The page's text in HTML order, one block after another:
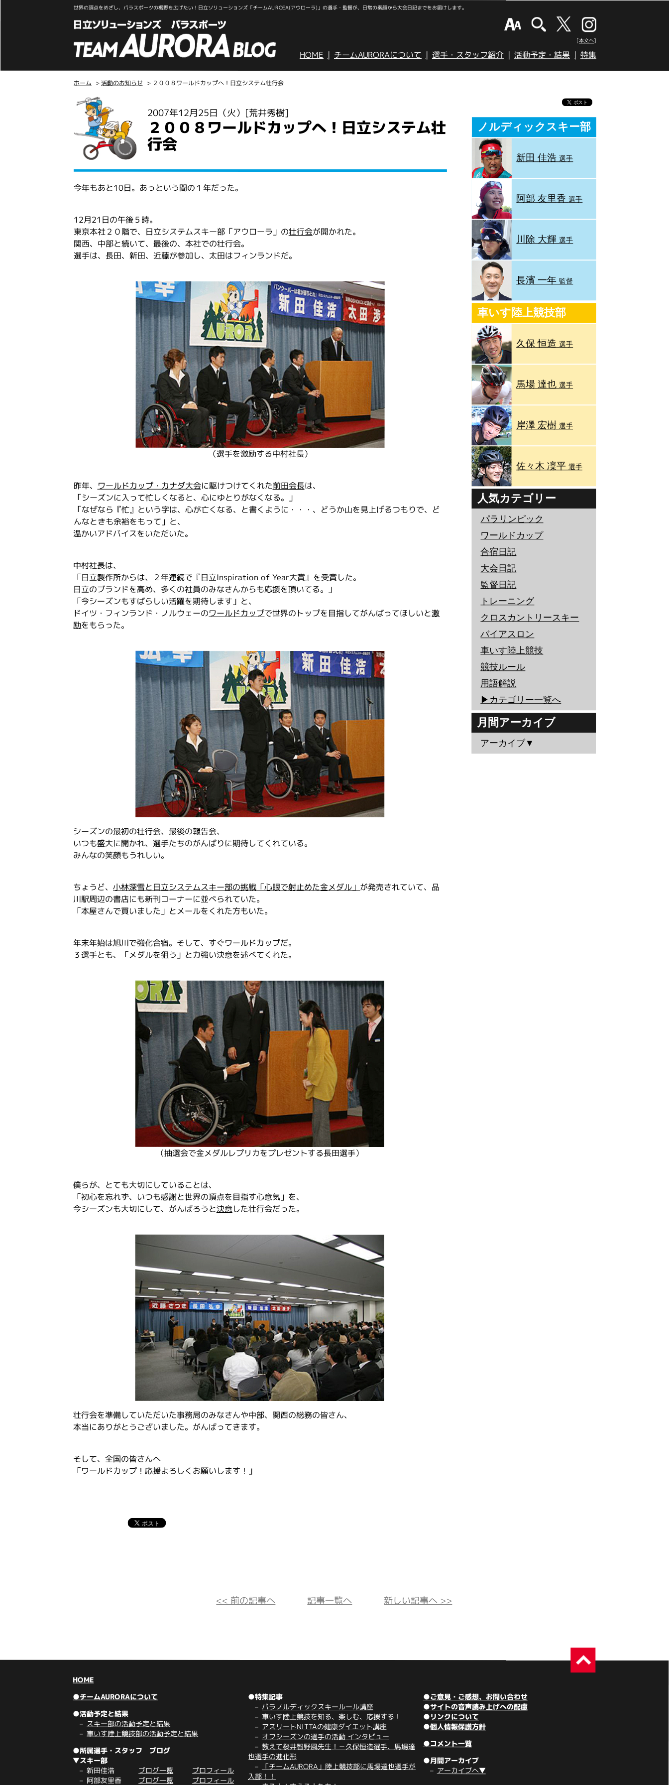
世界の頂点をめざし、パラスポーツの裾野を広げたい！日立ソリューションズ「チームAUROEA(アウローラ)」の選手・監督が、日常の素顔から大会日記までをお届けします。
[本文へ]
HOME チームAURORAについて 選手・スタッフ紹介 活動予定・結果 特集
ホーム >活動のお知らせ > ２００８ワールドカップへ！日立システム壮行会
2007年12月25日（火） [荒井秀樹]
２００８ワールドカップへ！日立システム壮
行会
今年もあと10日。あっという間の１年だった。
12月21日の午後５時。
東京本社２０階で、日立システムスキー部「アウローラ」の壮行会が開かれた。
関西、中部と続いて、最後の、本社での壮行会。
選手は、長田、新田、近藤が参加し、太田はフィンランドだ。
（選手を激励する中村社長）
昨年、 ワールドカップ・カナダ大会に駆けつけてくれた前田会長は、
「シーズンに入って忙しくなると、心にゆとりがなくなる。」
「なぜなら『忙』という字は、心が亡くなる、と書くように・・・、どうか山を見上げるつもりで、ど
んなときも余裕をもって」と、
温かいアドバイスをいただいた。
中村社長は、
「日立製作所からは、２年連続で『日立Inspiration of Year大賞』を受賞した。
日立のブランドを高め、多くの社員のみなさんからも応援を頂いてる。」
「今シーズンもすばらしい活躍を期待します」と、
ドイツ・フィンランド・ノルウェーのワールドカップで世界のトップを目指してがんばってほしいと激
励をもらった。
シーズンの最初の壮行会、最後の報告会、
いつも盛大に開かれ、選手たちのがんばりに期待してくれている。
みんなの笑顔もうれしい。
ちょうど、小林深雪と日立システムスキー部の挑戦「心眼で射止めた金メダル」 が発売されていて、品
川駅周辺の書店にも新刊コーナーに並べられていた。
「本屋さんで買いました」とメールをくれた方もいた。
年末年始は旭川で強化合宿。そして、すぐワールドカップだ。
３選手とも、「メダルを狙う」と力強い決意を述べてくれた。
（抽選会で金メダルレプリカをプレゼントする長田選手）
僕らが、とても大切にしていることは、
「初心を忘れず、いつも感謝と世界の頂点を目指す心意気」を、
今シーズンも大切にして、がんばろうと決意した壮行会だった。
壮行会を準備していただいた事務局のみなさんや中部、関西の総務の皆さん、
本当にありがとうございました。がんばってきます。
そして、全国の皆さんへ
「ワールドカップ！応援よろしくお願いします！」
ノルディックスキー部
新田 佳浩選手
阿部 友里香選手
川除 大輝選手
長濱 一年 監督
車いす陸上競技部
久保 恒造選手
馬場 達也選手
岸澤 宏樹選手
佐々木 凜平選手
人気カテゴリー
パラリンピック
ワールドカップ
合宿日記
大会日記
監督日記
トレーニング
クロスカントリースキー
バイアスロン
車いす陸上競技
競技ルール
用語解説
▶︎カテゴリー一覧へ
月間アーカイブ
アーカイブ▼
<< 前の記事へ 記事一覧へ 新しい記事へ >>
HOME
●チームAURORAについて
●活動予定と結果
スキー部の活動予定と結果
車いす陸上競技部の活動予定と結果
●所属選手・スタッフ ブログ
▼スキー部
新田佳浩 ブログ一覧 プロフィール
阿部友里香 ブログ一覧 プロフィール
●特集記事
パラノルディックスキールール講座
車いす陸上競技を知る、楽しむ、応援する！
アスリートNITTAの健康ダイエット講座
オフシーズンの選手の活動 インタビュー
教えて桜井智野風先生！－久保恒造選手、馬場達
也選手の進化形
「チームAURORA」陸上競技部に馬場達也選手が
入部！！
●ご意見・ご感想、お問い合わせ
●サイトの音声読み上げへの配慮
●リンクについて
●個人情報保護方針
●コメント一覧
●月間アーカイブ
アーカイブへ▼